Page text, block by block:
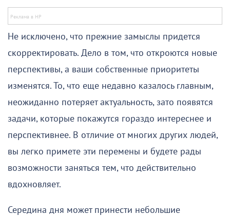
Не исключено, что прежние замыслы придется
скорректировать. Дело в том, что откроются новые
перспективы, а ваши собственные приоритеты
изменятся. То, что еще недавно казалось главным,
неожиданно потеряет актуальность, зато появятся
задачи, которые покажутся гораздо интереснее и
перспективнее. В отличие от многих других людей,
вы легко примете эти перемены и будете рады
возможности заняться тем, что действительно
вдохновляет.
Середина дня может принести небольшие